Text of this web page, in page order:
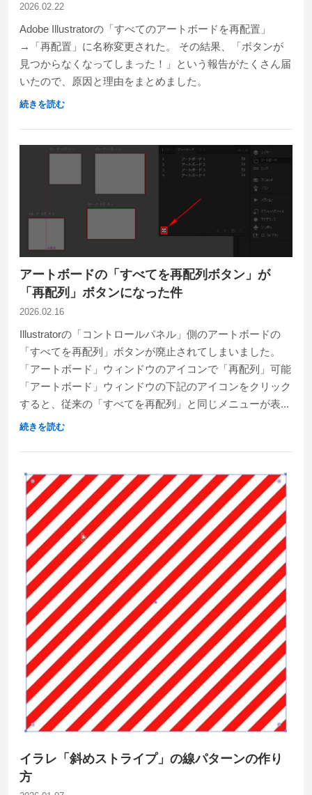
2026.02.22
Adobe Illustratorの「すべてのアートボードを再配置」
→「再配置」に名称変更された。 その結果、「ボタンが
見つからなくなってしまった！」という報告がたくさん届
いたので、原因と理由をまとめました。
続きを読む
アートボードの「すべてを再配列ボタン」が
「再配列」ボタンになった件
2026.02.16
Illustratorの「コントロールパネル」側のアートボードの
「すべてを再配列」ボタンが廃止されてしまいました。
「アートボード」ウィンドウのアイコンで「再配列」可能
「アートボード」ウィンドウの下記のアイコンをクリック
すると、従来の「すべてを再配列」と同じメニューが表...
続きを読む
イラレ「斜めストライプ」の線パターンの作り
方